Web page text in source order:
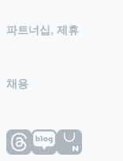
파트너십, 제휴
채용